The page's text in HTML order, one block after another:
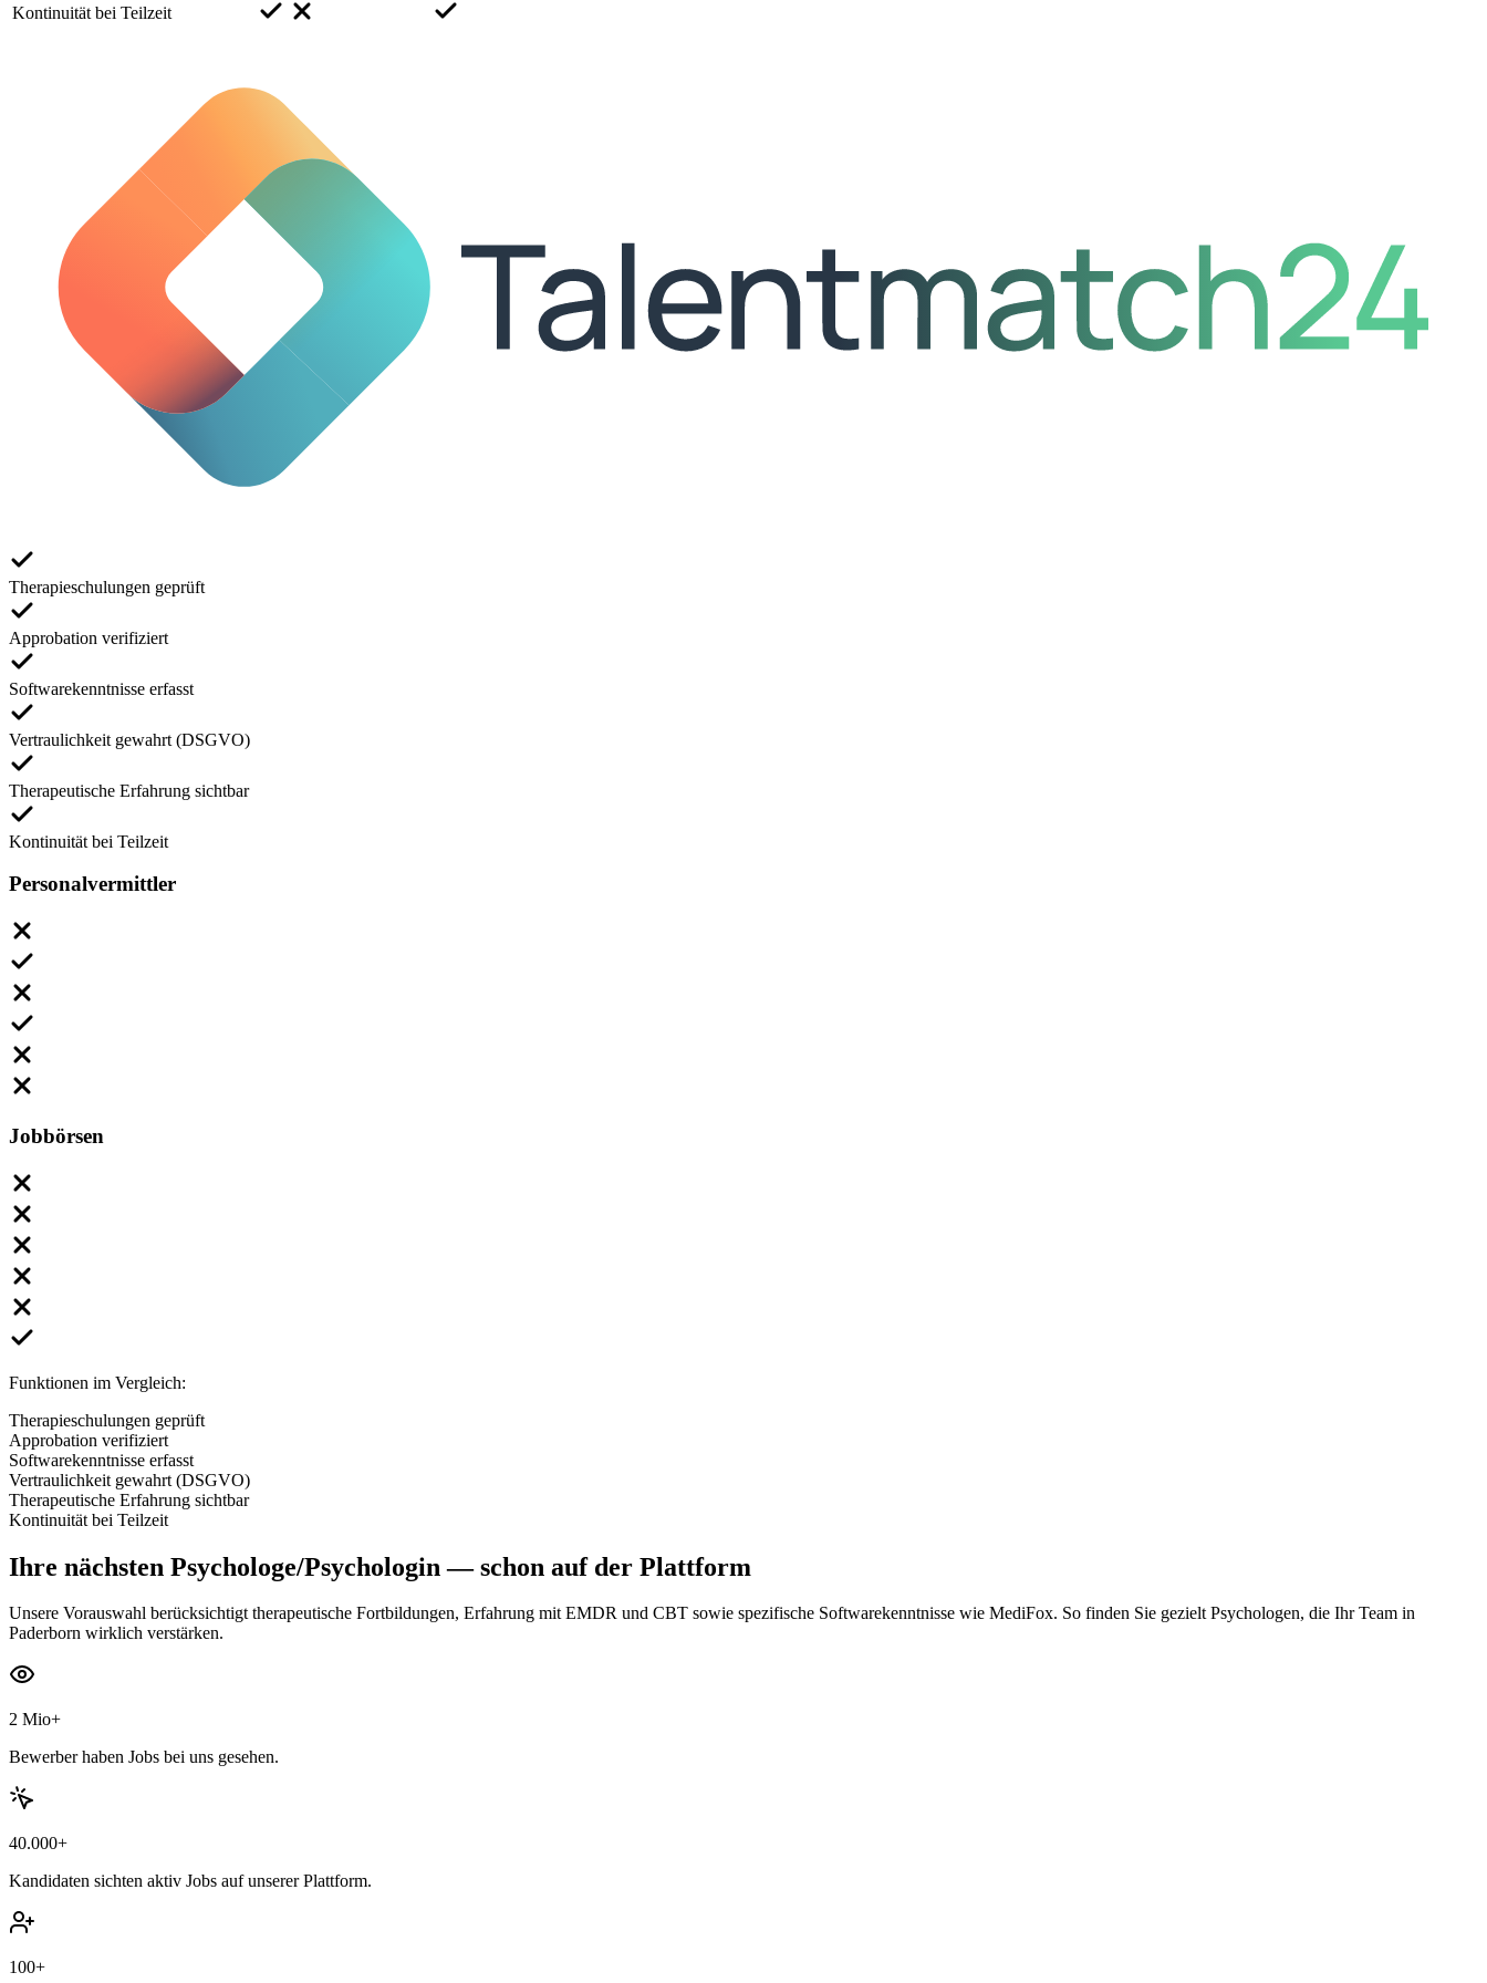
Kontinuität bei Teilzeit
Therapieschulungen geprüft
Approbation verifiziert
Softwarekenntnisse erfasst
Vertraulichkeit gewahrt (DSGVO)
Therapeutische Erfahrung sichtbar
Kontinuität bei Teilzeit
Personalvermittler
Jobbörsen
Funktionen im Vergleich:
Therapieschulungen geprüft
Approbation verifiziert
Softwarekenntnisse erfasst
Vertraulichkeit gewahrt (DSGVO)
Therapeutische Erfahrung sichtbar
Kontinuität bei Teilzeit
Ihre nächsten Psychologe/Psychologin — schon auf der Plattform
Unsere Vorauswahl berücksichtigt therapeutische Fortbildungen, Erfahrung mit EMDR und CBT sowie spezifische Softwarekenntnisse wie MediFox. So finden Sie gezielt Psychologen, die Ihr Team in
Paderborn wirklich verstärken.
2 Mio+
Bewerber haben Jobs bei uns gesehen.
40.000+
Kandidaten sichten aktiv Jobs auf unserer Plattform.
100+